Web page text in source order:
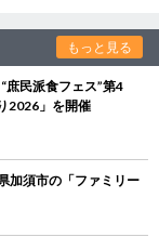
もっと見る
民派食フェス”第4
2026」を開催
加須市の「ファミリー